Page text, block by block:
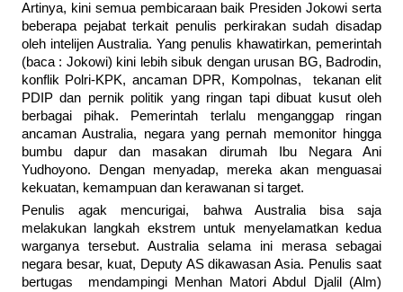
Artinya, kini semua pembicaraan baik Presiden Jokowi serta
beberapa pejabat terkait penulis perkirakan sudah disadap
oleh intelijen Australia. Yang penulis khawatirkan, pemerintah
(baca : Jokowi) kini lebih sibuk dengan urusan BG, Badrodin,
konflik Polri-KPK, ancaman DPR, Kompolnas, tekanan elit
PDIP dan pernik politik yang ringan tapi dibuat kusut oleh
berbagai pihak. Pemerintah terlalu menganggap ringan
ancaman Australia, negara yang pernah memonitor hingga
bumbu dapur dan masakan dirumah Ibu Negara Ani
Yudhoyono. Dengan menyadap, mereka akan menguasai
kekuatan, kemampuan dan kerawanan si target.
Penulis agak mencurigai, bahwa Australia bisa saja
melakukan langkah ekstrem untuk menyelamatkan kedua
warganya tersebut. Australia selama ini merasa sebagai
negara besar, kuat, Deputy AS dikawasan Asia. Penulis saat
bertugas mendampingi Menhan Matori Abdul Djalil (Alm)